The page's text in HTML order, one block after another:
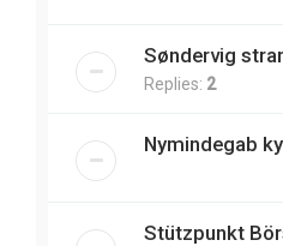
Søndervig
Replies: 2
Nymindegab
Stützpunkt